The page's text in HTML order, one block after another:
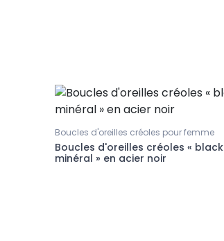
Boucles d'oreilles créoles pour femme
Boucles d'oreilles créoles « black
minéral » en acier noir